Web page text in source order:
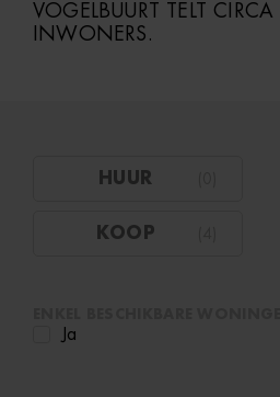
VOGELBUURT TELT CIRCA
INWONERS.
HUUR
KOOP
Ja